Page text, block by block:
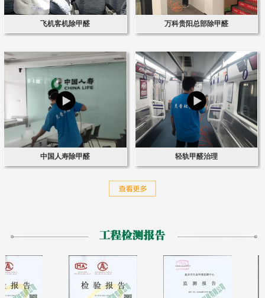
飞机客机除甲醛 万科贵阳总部除甲醛
中国人寿除甲醛 轻轨甲醛治理